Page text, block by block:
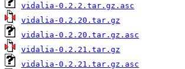
vidalia-0.2.2.tar.gz.asc
vidalia-0.2.20.tar.gz
vidalia-0.2.20.tar.gz.asc
vidalia-0.2.21.tar.gz
vidalia-0.2.21.tar.gz.asc